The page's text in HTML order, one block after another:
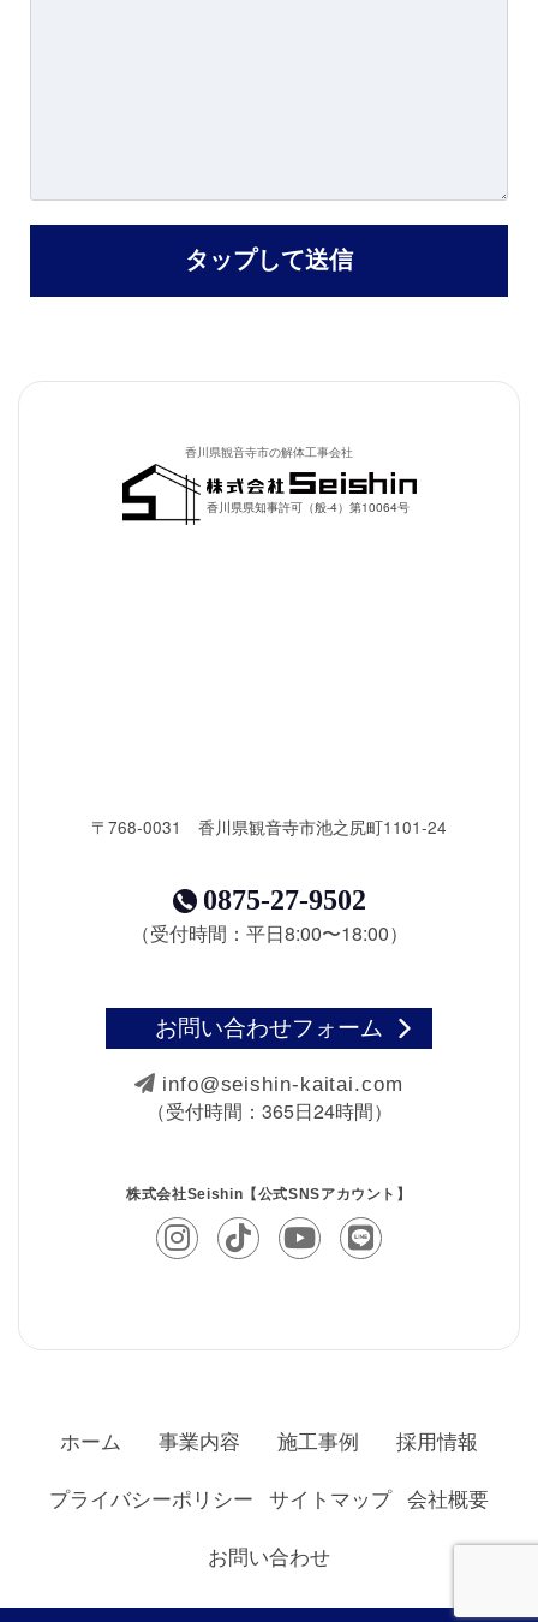
香川県観音寺市の解体工事会社
香川県県知事許可（般-4）第10064号
〒768-0031 香川県観音寺市池之尻町1101-24
0875-27-9502
（受付時間：平日8:00〜18:00）
お問い合わせフォーム
info@seishin-kaitai.com
（受付時間：365日24時間）
株式会社Seishin【公式SNSアカウント】
ホーム 事業内容 施工事例 採用情報
プライバシーポリシー サイトマップ 会社概要
お問い合わせ